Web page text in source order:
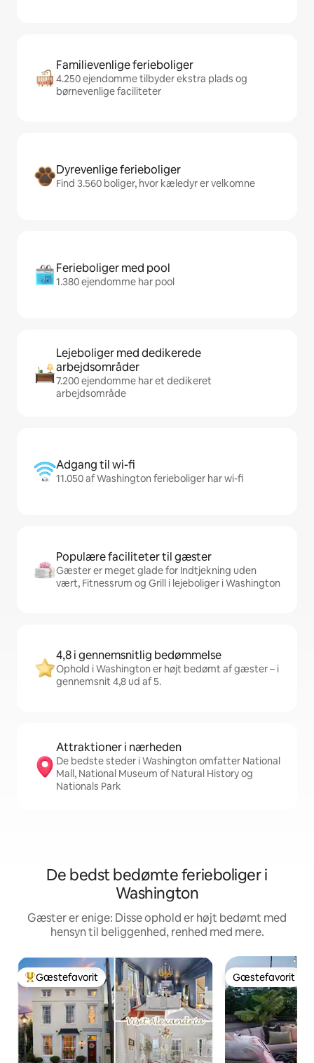
Familievenlige ferieboliger
4.250 ejendomme tilbyder ekstra plads og
børnevenlige faciliteter
Dyrevenlige ferieboliger
Find 3.560 boliger, hvor kæledyr er velkomne
Ferieboliger med pool
1.380 ejendomme har pool
Lejeboliger med dedikerede
arbejdsområder
7.200 ejendomme har et dedikeret
arbejdsområde
Adgang til wi-fi
11.050 af Washington ferieboliger har wi-fi
Populære faciliteter til gæster
Gæster er meget glade for Indtjekning uden
vært, Fitnessrum og Grill i lejeboliger i Washington
4,8 i gennemsnitlig bedømmelse
Ophold i Washington er højt bedømt af gæster – i
gennemsnit 4,8 ud af 5.
Attraktioner i nærheden
De bedste steder i Washington omfatter National
Mall, National Museum of Natural History og
Nationals Park
De bedst bedømte ferieboliger i
Washington
Gæster er enige: Disse ophold er højt bedømt med
hensyn til beliggenhed, renhed med mere.
Bedste gæstefavorit
Gæstefavorit Gæstefavorit
Gæstefavorit